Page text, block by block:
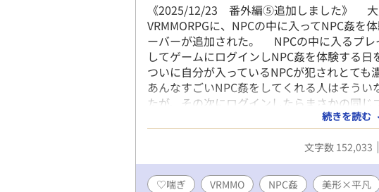
《2025/12/23 番外編⑤追加しました》 大
VRMMORPGに、NPCの中に入ってNPC姦を
ーバーが追加された。 NPCの中に入るプレ
してゲームにログインしNPC姦を体験する
ついに自分が入っているNPCが犯されとて
あんなすごいNPC姦をしてくれる人はそう
たが、その次にログインしたらまさかの
ブ型VRMMOで出会った2人が恋人になって
全3話＋番外編と小ネタ。（今後も更新予
度） 潮吹き 食べ物に体液をかける描写
射精有り） 濁点喘ぎ 番外編成分表：アナ
方）
続きを読む
文字数 152,033
♡喘ぎ VRMMO NPC姦 美形×平凡